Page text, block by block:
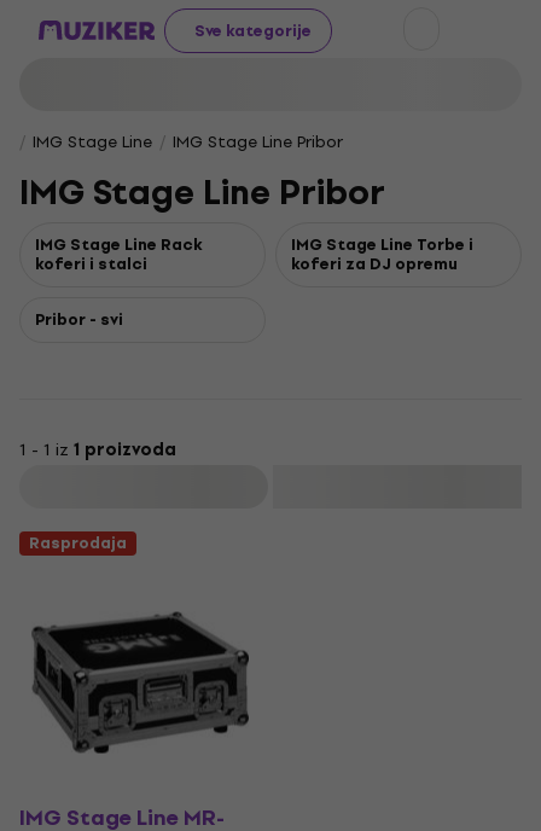
Sve kategorije
IMG Stage Line IMG Stage Line Pribor
IMG Stage Line Pribor
IMG Stage Line Rack
koferi i stalci
IMG Stage Line Torbe i
koferi za DJ opremu
Pribor - svi
1 - 1 iz 1 proizvoda
Rasprodaja
IMG Stage Line MR-